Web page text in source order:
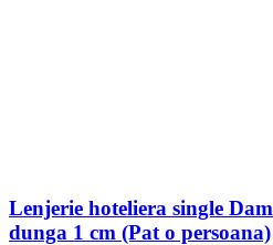
Lenjerie hoteliera single
dunga 1 cm (Pat o persoana)